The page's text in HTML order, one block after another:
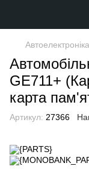
Автоелектроніка
GE711+
карта
Артикул: 27366